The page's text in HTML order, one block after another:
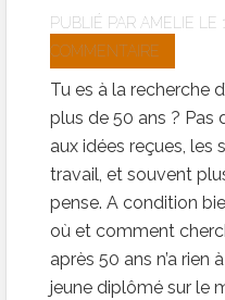
PUBLIÉ PAR AMELIE LE
COMMENTAIRE
Tu es à la recherche
plus de 50 ans ? Pas
aux idées reçues, les
travail, et souvent
pense. A condition
où et comment
après 50 ans n’a rien
jeune diplômé sur le